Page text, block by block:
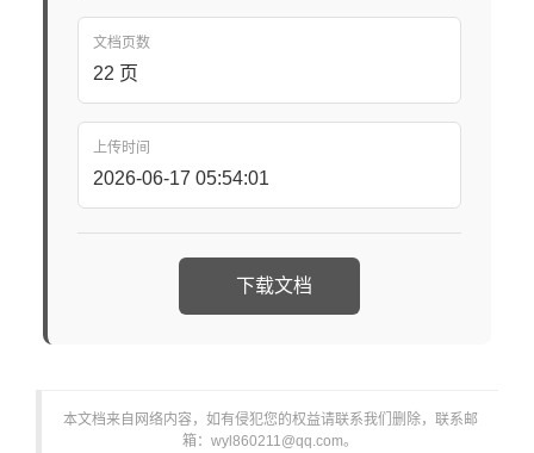
文档页数
22 页
上传时间
2026-06-17 05:54:01
下载文档
本文档来自网络内容，如有侵犯您的权益请联系我们删除，联系邮
箱：wyl860211@qq.com。